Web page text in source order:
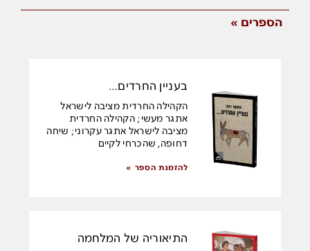
הספרים »
בעניין החרדים…
הקהילה החרדית מציבה לישראל
אתגר מעשי; הקהילה החרדית
מציבה לישראל אתגר עקרוני; שיחה
דחופה, שהכרחי לקיים
להזמנת הספר »
התיאוריה של המלחמה